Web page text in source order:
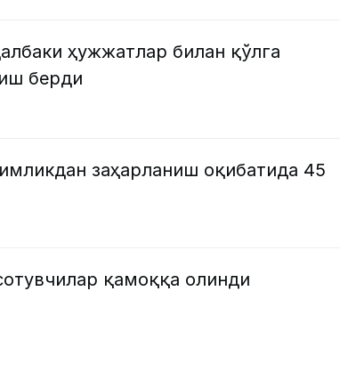
ҳужжатлар билан қўлга
берди
заҳарланиш оқибатида 45
қамоққа олинди